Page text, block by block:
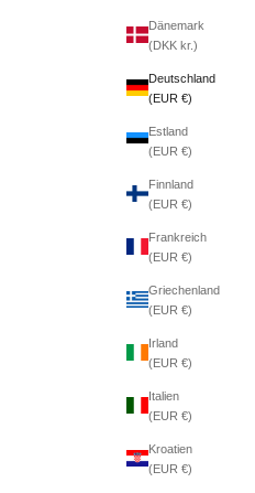
Dänemark
(DKK kr.)
Deutschland
(EUR €)
Estland
(EUR €)
Finnland
(EUR €)
Frankreich
(EUR €)
Griechenland
(EUR €)
Irland
(EUR €)
Italien
(EUR €)
Kroatien
(EUR €)